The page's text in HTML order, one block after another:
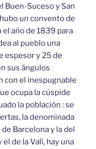
Buen-Suceso y San
un convento de
año de 1839 para
al pueblo una
espesor y 25 de
sus ángulos
con el inespugnable
ocupa la cúspide
la población : se
la denominada
Barcelona y la del
de la Valí, hay una